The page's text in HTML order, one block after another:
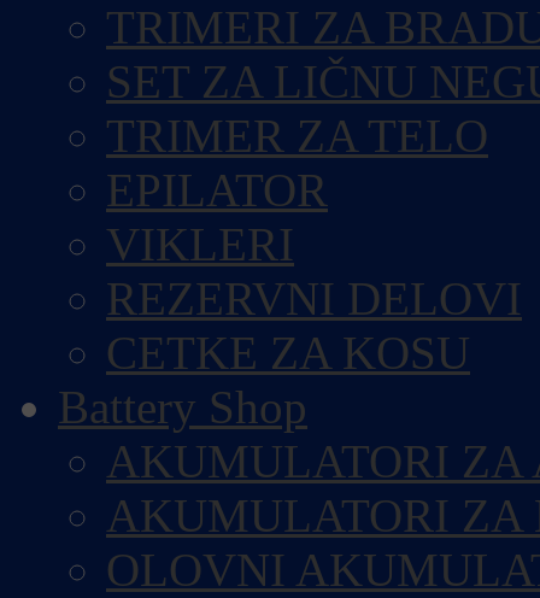
TRIMERI ZA
SET ZA LIČNU
TRIMER ZA TELO
EPILATOR
VIKLERI
REZERVNI DELOVI
CETKE ZA KOSU
Battery Shop
AKUMULATORI ZA
AKUMULATORI ZA
OLOVNI